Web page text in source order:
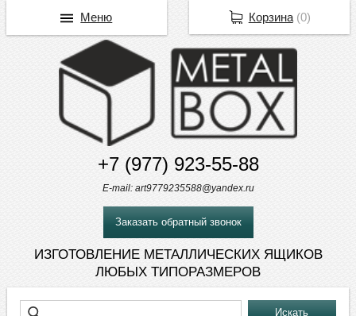
+7 (977) 923-55-88
E-mail: art9779235588@yandex.ru
Заказать обратный звонок
ИЗГОТОВЛЕНИЕ МЕТАЛЛИЧЕСКИХ ЯЩИКОВ
ЛЮБЫХ ТИПОРАЗМЕРОВ
Корзина(0)
Меню